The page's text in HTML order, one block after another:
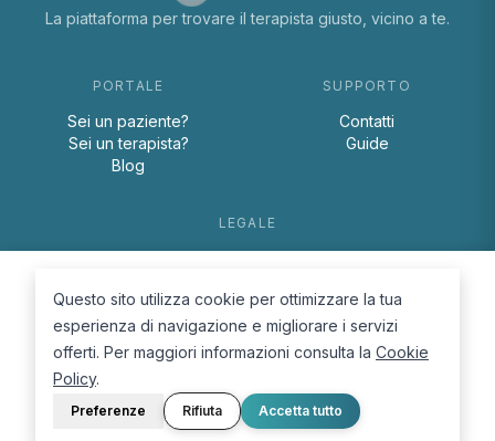
La piattaforma per trovare il terapista giusto, vicino a te.
PORTALE
Sei un paziente?
Sei un terapista?
Blog
SUPPORTO
Contatti
Guide
LEGALE
Cookie Policy
Questo sito utilizza cookie per ottimizzare la tua
esperienza di navigazione e migliorare i servizi
offerti. Per maggiori informazioni consulta la Cookie
Policy.
Preferenze Rifiuta Accetta tutto